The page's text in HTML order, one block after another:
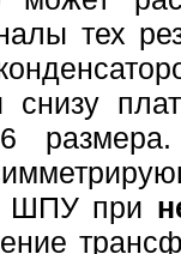
тех
снизу
ШПУ при